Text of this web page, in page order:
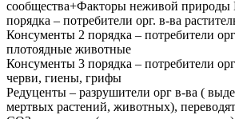
сообщества+Факторы неживой природы
порядка – потребители орг. в-ва
Консументы 2 порядка – потребители
плотоядные животные
Консументы 3 порядка – потребители
черви, гиены, грифы
Редуценты – разрушители орг в-ва (
мертвых растений, животных),